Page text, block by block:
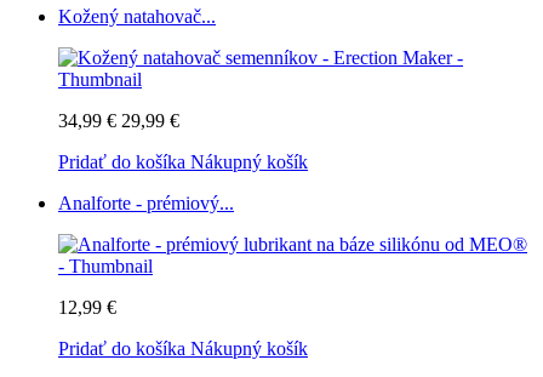
Kožený natahovač...
34,99 € 29,99 €
Pridať do košíka Nákupný košík
Analforte - prémiový...
12,99 €
Pridať do košíka Nákupný košík